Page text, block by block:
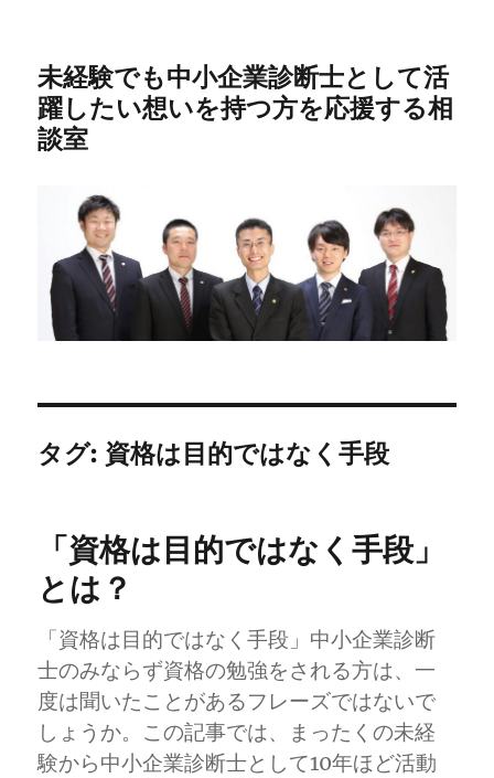
未経験でも中小企業診断士として活
躍したい想いを持つ方を応援する相
談室
タグ: 資格は目的ではなく手段
「資格は目的ではなく手段」
とは？
「資格は目的ではなく手段」中小企業診断
士のみならず資格の勉強をされる方は、一
度は聞いたことがあるフレーズではないで
しょうか。この記事では、まったくの未経
験から中小企業診断士として10年ほど活動